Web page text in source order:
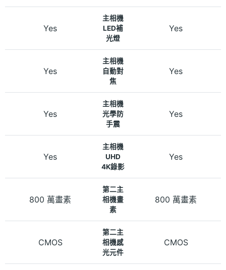
Yes
主相機
LED補
光燈
Yes
Yes
主相機
自動對
焦
Yes
Yes
主相機
光學防
手震
Yes
Yes
主相機
UHD
4K錄影
Yes
800 萬畫素
第二主
相機畫
素
800 萬畫素
CMOS
第二主
相機感
光元件
CMOS